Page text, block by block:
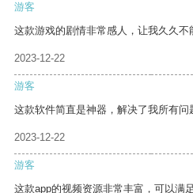
游客
这款游戏的剧情非常感人，让我久久不
2023-12-22
游客
这款软件简直是神器，解决了我所有问
2023-12-22
游客
这款app的视频资源非常丰富，可以满